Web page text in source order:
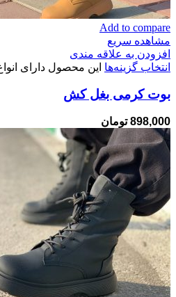
Add to compare
مشاهده سریع
افزودن به علاقه مندی
انتخاب گزینه‌ها این محصول دارای
بوت کرمی بغل کش
898,000 تومان